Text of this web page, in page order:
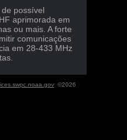
possível
aprimorada em
ou mais. A forte
comunicações
em 28-433 MHz
©2026